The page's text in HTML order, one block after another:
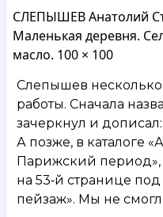
СЛЕПЫШЕВ Анатолий
Маленькая деревня.
масло. 100 × 100
Слепышев несколько
работы. Сначала
зачеркнул и
А позже, в каталоге
Парижский период»,
на 53‑й странице
пейзаж». Мы не